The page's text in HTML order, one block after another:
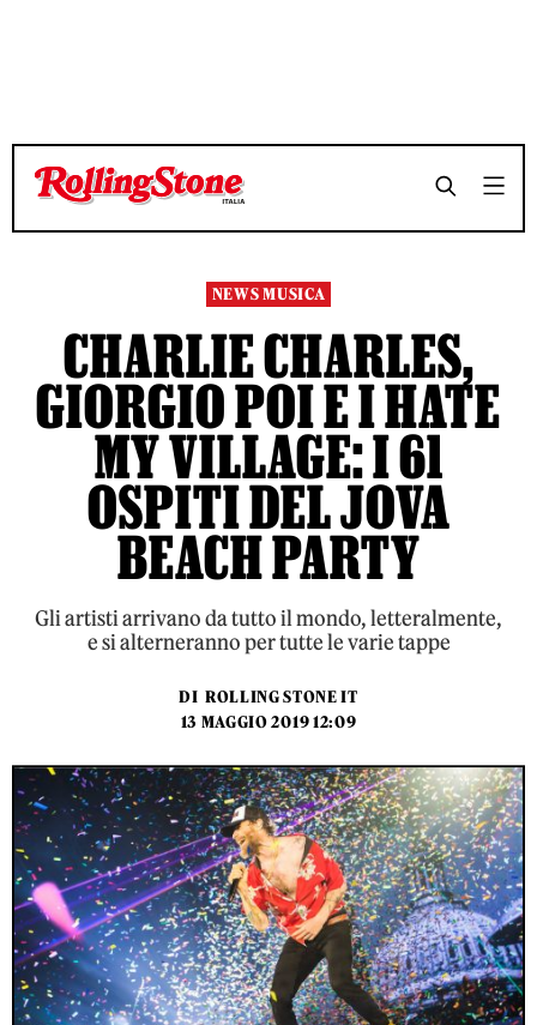
TEMPO DI LETTURA 2 MINUTI SHARE
TEMPO DI LETTURA 2 MINUTI SHARE
NEWS MUSICA
CHARLIE CHARLES,
GIORGIO POI E I HATE
MY VILLAGE: I 61
OSPITI DEL JOVA
BEACH PARTY
Gli artisti arrivano da tutto il mondo, letteralmente,
e si alterneranno per tutte le varie tappe
DI ROLLING STONE IT
13 MAGGIO 2019 12:09